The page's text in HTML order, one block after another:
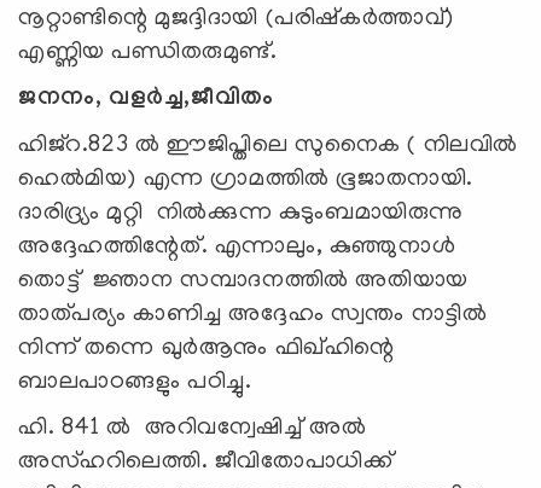
നൂറ്റാണ്ടിന്റെ മുജദ്ദിദായി (പരിഷ്കർത്താവ്)
എണ്ണിയ പണ്ഡിതരുമുണ്ട്.
ജനനം, വളർച്ച,ജീവിതം
ഹിജ്റ.823 ൽ ഈജിപ്തിലെ സുനൈക ( നിലവിൽ
ഹെൽമിയ) എന്ന ഗ്രാമത്തിൽ ഭൂജാതനായി.
ദാരിദ്ര്യം മുറ്റി നിൽക്കുന്ന കുടുംബമായിരുന്നു
അദ്ദേഹത്തിന്റേത്. എന്നാലും, കുഞ്ഞുനാൾ
തൊട്ട് ജ്ഞാന സമ്പാദനത്തിൽ അതിയായ
താത്പര്യം കാണിച്ച അദ്ദേഹം സ്വന്തം നാട്ടിൽ
നിന്ന്‌ തന്നെ ഖുർആനും ഫിഖ്ഹിന്റെ
ബാലപാഠങ്ങളും പഠിച്ചു.
ഹി. 841 ൽ അറിവന്വേഷിച്ച് അൽ
അസ്ഹറിലെത്തി. ജീവിതോപാധിക്ക്